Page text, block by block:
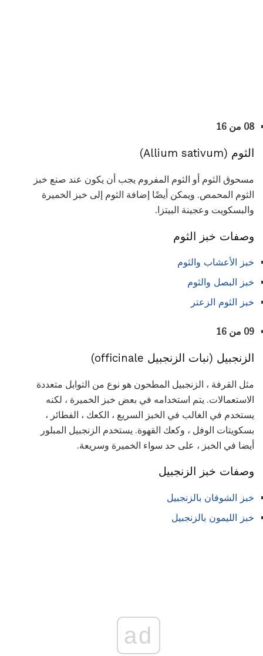
08 من 16
الثوم (Allium sativum)
مسحوق الثوم أو الثوم المفروم يجب أن يكون عند صنع خبز
الثوم المحمص. ويمكن أيضًا إضافة الثوم إلى خبز الخميرة
والبسكويت وعجينة البيتزا.
وصفات خبز الثوم
خبز الأعشاب والثوم
خبز البصل والثوم
خبز الثوم الزعتر
09 من 16
الزنجبيل (نبات الزنجبيل officinale)
مثل القرفة ، الزنجبيل المطحون هو نوع من التوابل متعددة
الاستعمالات. يتم استخدامه في بعض خبز الخميرة ، لكنه
يستخدم في الغالب في الخبز السريع ، الكعك ، الفطائر ،
بسكويتات الوفل ، وكعك القهوة. يستخدم الزنجبيل المبلور
أيضا في الخبز ، على حد سواء الخميرة وسريعة.
وصفات خبز الزنجبيل
خبز الشوفان بالزنجبيل
خبز الليمون بالزنجبيل
ad